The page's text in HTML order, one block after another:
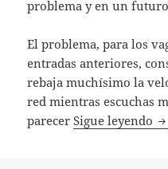
problema y en un
El problema, para los
entradas anteriores,
rebaja muchísimo la
red mientras escuchas
parecerSigue leyendo